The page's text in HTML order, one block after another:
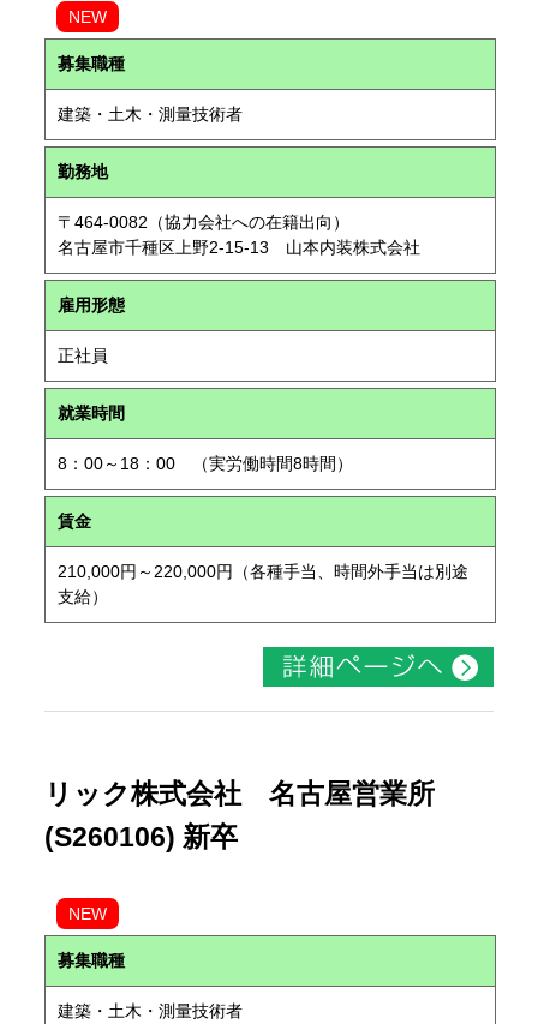
NEW
募集職種
建築・土木・測量技術者
勤務地
〒464-0082（協力会社への在籍出向）
名古屋市千種区上野2-15-13 山本内装株式会社
雇用形態
正社員
就業時間
8：00～18：00 （実労働時間8時間）
賃金
210,000円～220,000円（各種手当、時間外手当は別途
支給）
リック株式会社 名古屋営業所
(S260106) 新卒
NEW
募集職種
建築・土木・測量技術者